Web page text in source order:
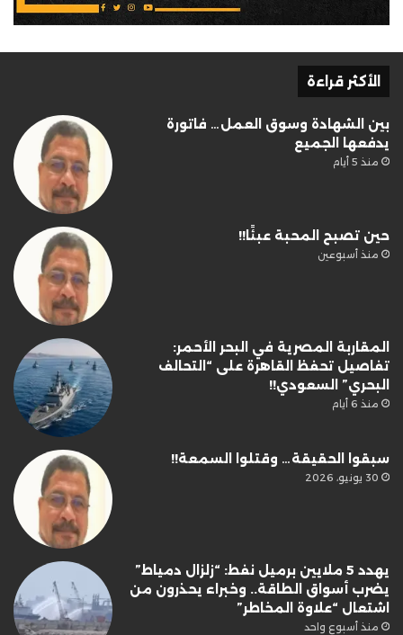
الأكثر قراءة
بين الشهادة وسوق العمل… فاتورة
يدفعها الجميع
منذ 5 أيام
حين تصبح المحبة عبئًا!!
منذ أسبوعين
المقاربة المصرية في البحر الأحمر:
تفاصيل تحفظ القاهرة على “التحالف
البحري” السعودي!!
منذ 6 أيام
سبقوا الحقيقة… وقتلوا السمعة!!
30 يونيو، 2026
يهدد 5 ملايين برميل نفط: “زلزال دمياط”
يضرب أسواق الطاقة.. وخبراء يحذرون من
اشتعال “علاوة المخاطر”
منذ أسبوع واحد